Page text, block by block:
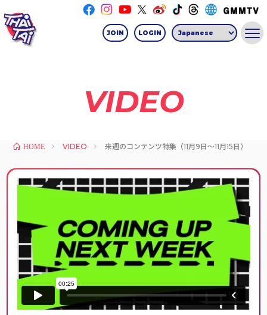
JOIN LOGIN
VIDEO
HOME VIDEO 来週のコンテンツ特集（11月9日〜11月15日）